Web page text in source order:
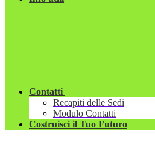
Contatti
Recapiti delle Sedi
Modulo Contatti
Costruisci il Tuo Futuro